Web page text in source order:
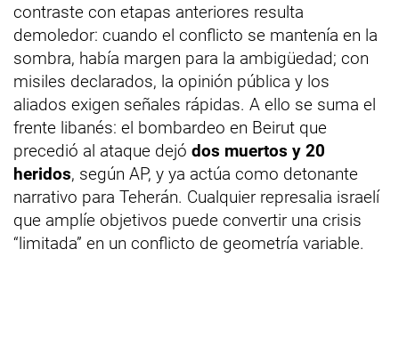
contraste con etapas anteriores resulta
demoledor: cuando el conflicto se mantenía en la
sombra, había margen para la ambigüedad; con
misiles declarados, la opinión pública y los
aliados exigen señales rápidas. A ello se suma el
frente libanés: el bombardeo en Beirut que
precedió al ataque dejó dos muertos y 20
heridos, según AP, y ya actúa como detonante
narrativo para Teherán. Cualquier represalia israelí
que amplíe objetivos puede convertir una crisis
“limitada” en un conflicto de geometría variable.